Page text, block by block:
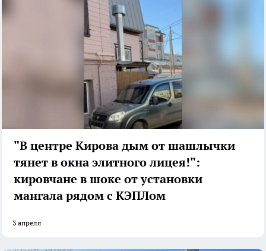
"В центре Кирова дым от шашлычки
тянет в окна элитного лицея!":
кировчане в шоке от установки
мангала рядом с КЭПЛом
3 апреля